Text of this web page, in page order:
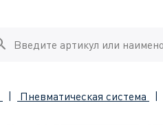
| Пневматическая система |